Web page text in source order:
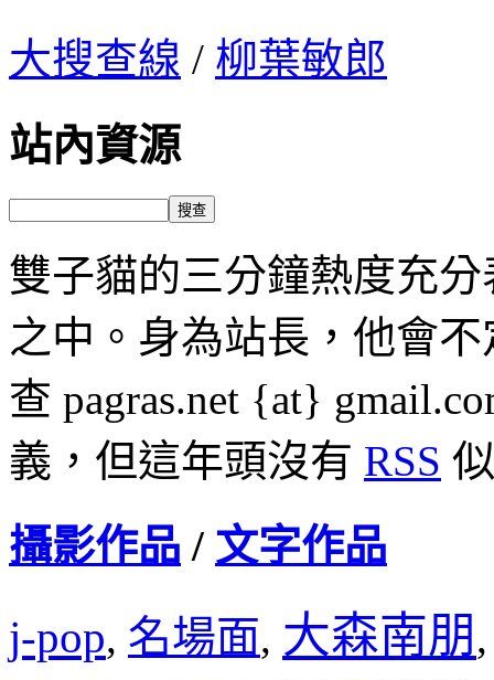
大搜查線 / 柳葉敏郎
站內資源
雙子貓的三分鐘熱度充
之中。身為站長，他會
查 pagras.net {at}
義，但這年頭沒有 RSS
攝影作品 / 文字作品
j-pop, 名場面, 大森南朋